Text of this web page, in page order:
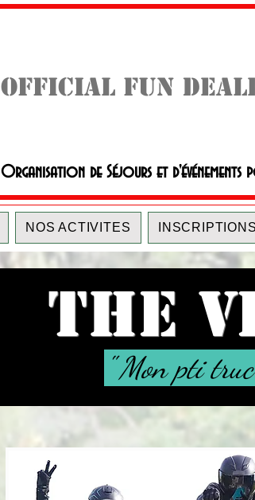
OFFICIAL FUN
Organisation de Séjours et d'événements
NOS ACTIVITES INSCRIPTIONS
" Mon pti
THE